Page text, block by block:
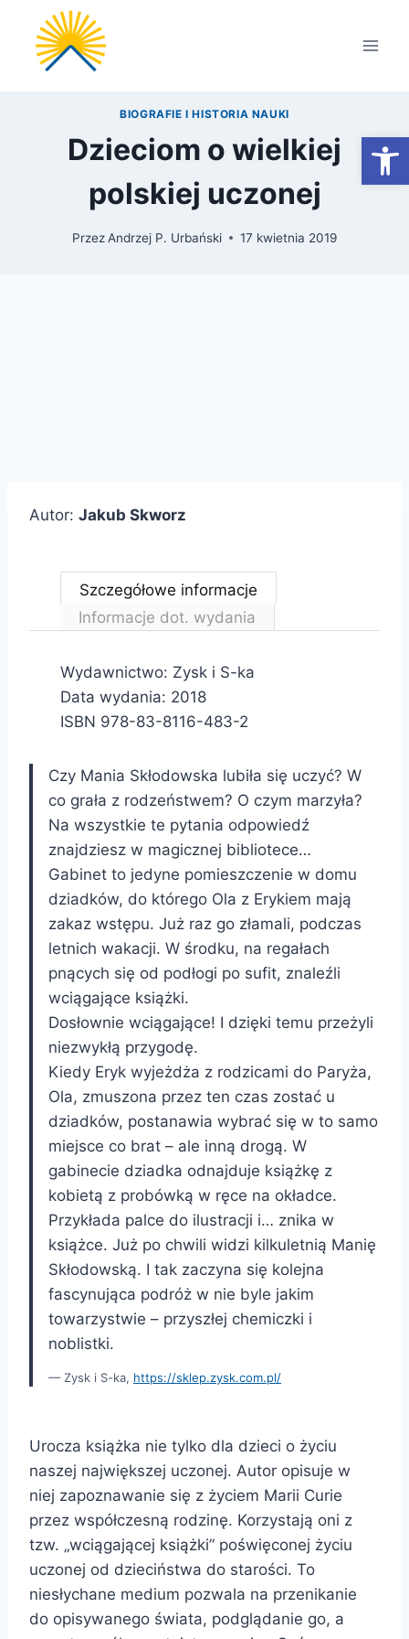
Przejdź
treści
BIOGRAFIE I HISTORIA NAUKI
Dzieciom o wielkiej
polskiej uczonej
Przez Andrzej P. Urbański 17 kwietnia 2019
Autor: Jakub Skworz
Szczegółowe informacje
Informacje dot. wydania
Wydawnictwo: Zysk i S-ka
Data wydania: 2018
ISBN 978-83-8116-483-2
Czy Mania Skłodowska lubiła się uczyć? W
co grała z rodzeństwem? O czym marzyła?
Na wszystkie te pytania odpowiedź
znajdziesz w magicznej bibliotece…
Gabinet to jedyne pomieszczenie w domu
dziadków, do którego Ola z Erykiem mają
zakaz wstępu. Już raz go złamali, podczas
letnich wakacji. W środku, na regałach
pnących się od podłogi po sufit, znaleźli
wciągające książki.
Dosłownie wciągające! I dzięki temu przeżyli
niezwykłą przygodę.
Kiedy Eryk wyjeżdża z rodzicami do Paryża,
Ola, zmuszona przez ten czas zostać u
dziadków, postanawia wybrać się w to samo
miejsce co brat – ale inną drogą. W
gabinecie dziadka odnajduje książkę z
kobietą z probówką w ręce na okładce.
Przykłada palce do ilustracji i… znika w
książce. Już po chwili widzi kilkuletnią Manię
Skłodowską. I tak zaczyna się kolejna
fascynująca podróż w nie byle jakim
towarzystwie – przyszłej chemiczki i
noblistki.
Zysk i S-ka, https://sklep.zysk.com.pl/
Urocza książka nie tylko dla dzieci o życiu
naszej największej uczonej. Autor opisuje w
niej zapoznawanie się z życiem Marii Curie
przez współczesną rodzinę. Korzystają oni z
tzw. „wciągającej książki” poświęconej życiu
uczonej od dzieciństwa do starości. To
niesłychane medium pozwala na przenikanie
do opisywanego świata, podglądanie go, a